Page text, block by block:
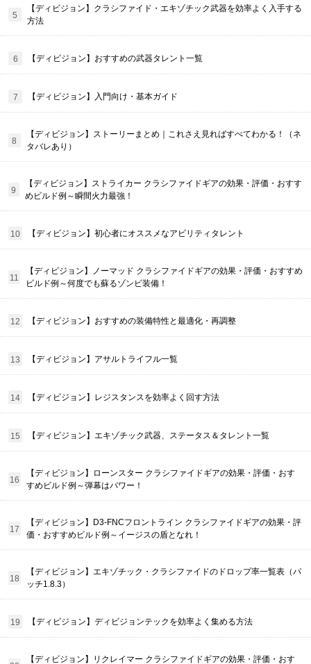
【ディビジョン】クラシファイド・エキゾチック武器を効率よく入手する
方法
【ディビジョン】おすすめの武器タレント一覧
【ディビジョン】入門向け・基本ガイド
【ディビジョン】ストーリーまとめ｜これさえ見ればすべてわかる！（ネ
タバレあり）
【ディビジョン】ストライカー クラシファイドギアの効果・評価・おすす
めビルド例～瞬間火力最強！
【ディビジョン】初心者にオススメなアビリティタレント
【ディビジョン】ノーマッド クラシファイドギアの効果・評価・おすすめ
ビルド例～何度でも蘇るゾンビ装備！
【ディビジョン】おすすめの装備特性と最適化・再調整
【ディビジョン】アサルトライフル一覧
【ディビジョン】レジスタンスを効率よく回す方法
【ディビジョン】エキゾチック武器、ステータス＆タレント一覧
【ディビジョン】ローンスター クラシファイドギアの効果・評価・おす
すめビルド例～弾幕はパワー！
【ディビジョン】D3-FNCフロントライン クラシファイドギアの効果・評
価・おすすめビルド例～イージスの盾となれ！
【ディビジョン】エキゾチック・クラシファイドのドロップ率一覧表（パ
ッチ1.8.3）
【ディビジョン】ディビジョンテックを効率よく集める方法
【ディビジョン】リクレイマー クラシファイドギアの効果・評価・おす